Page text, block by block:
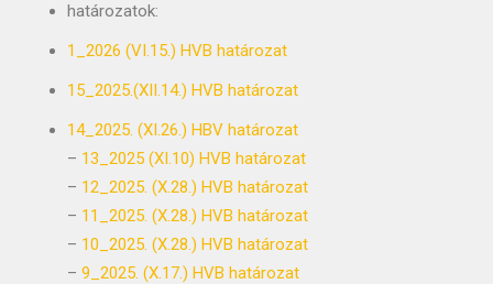
határozatok:
1_2026 (VI.15.) HVB határozat
15_2025.(XII.14.) HVB határozat
14_2025. (XI.26.) HBV határozat
– 13_2025 (XI.10) HVB határozat
– 12_2025. (X.28.) HVB határozat
– 11_2025. (X.28.) HVB határozat
– 10_2025. (X.28.) HVB határozat
– 9_2025. (X.17.) HVB határozat